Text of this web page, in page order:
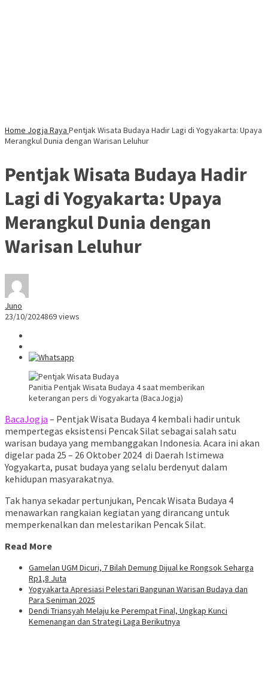
Home Jogja Raya Pentjak Wisata Budaya Hadir Lagi di Yogyakarta: Upaya
Merangkul Dunia dengan Warisan Leluhur
Pentjak Wisata Budaya Hadir
Lagi di Yogyakarta: Upaya
Merangkul Dunia dengan
Warisan Leluhur
Juno
23/10/2024869 views
Panitia Pentjak Wisata Budaya 4 saat memberikan
keterangan pers di Yogyakarta (BacaJogja)
BacaJogja – Pentjak Wisata Budaya 4 kembali hadir untuk
mempertegas eksistensi Pencak Silat sebagai salah satu
warisan budaya yang membanggakan Indonesia. Acara ini akan
digelar pada 25 – 26 Oktober 2024 di Daerah Istimewa
Yogyakarta, pusat budaya yang selalu berdenyut dalam
kehidupan masyarakatnya.
Tak hanya sekadar pertunjukan, Pencak Wisata Budaya 4
menawarkan rangkaian kegiatan yang dirancang untuk
memperkenalkan dan melestarikan Pencak Silat.
Read More
Gamelan UGM Dicuri, 7 Bilah Demung Dijual ke Rongsok Seharga
Rp1,8 Juta
Yogyakarta Apresiasi Pelestari Bangunan Warisan Budaya dan
Para Seniman 2025
Dendi Triansyah Melaju ke Perempat Final, Ungkap Kunci
Kemenangan dan Strategi Laga Berikutnya